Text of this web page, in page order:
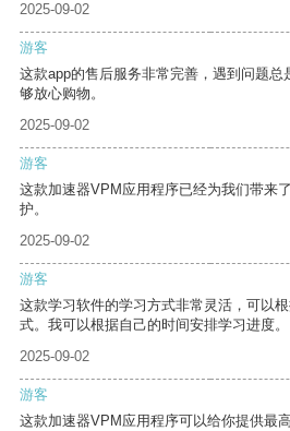
2025-09-02
游客
这款app的售后服务非常完善，遇到问题
够放心购物。
2025-09-02
游客
这款加速器VPM应用程序已经为我们带来
护。
2025-09-02
游客
这款学习软件的学习方式非常灵活，可以
式。我可以根据自己的时间安排学习进度。
2025-09-02
游客
这款加速器VPM应用程序可以给你提供最